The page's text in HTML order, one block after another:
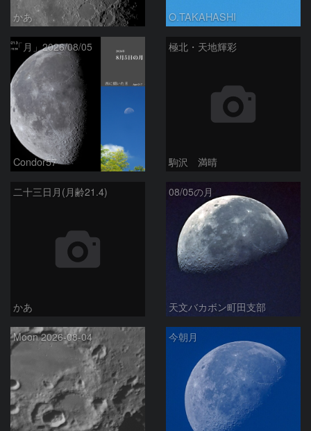
かあ O.TAKAHASHI
「月」2026/08/05
Condor57
極北・天地輝彩
駒沢 満晴
二十三日月(月齢21.4)
かあ
08/05の月
天文バカボン町田支部
Moon 2026-08-04 今朝月